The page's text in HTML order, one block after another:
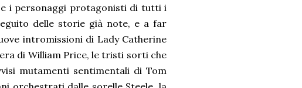
i personaggi protagonisti di tutti i
delle storie già note, e a far
intromissioni di Lady Catherine
di William Price, le tristi sorti che
mutamenti sentimentali di Tom